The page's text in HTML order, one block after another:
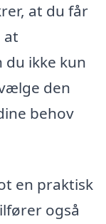
at du får
at
du ikke kun
den
behov
en praktisk
også